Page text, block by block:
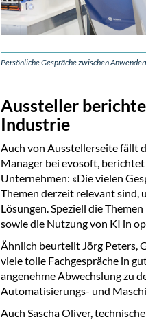
Persönliche Gespräche zwischen
Aussteller
Industrie
Auch von Ausstellerseite fällt
Manager bei evosoft,
Unternehmen: «Die vielen
Themen derzeit relevant sind,
Lösungen. Speziell die
sowie die Nutzung von KI in
Ähnlich beurteilt Jörg Peters,
viele tolle Fachgespräche in
angenehme Abwechslung zu
Automatisierungs- und
Auch Sascha Oliver,